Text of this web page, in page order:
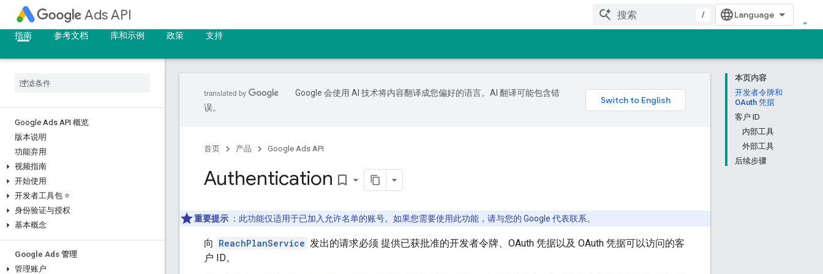
Ads API
/
指南
参考文档 库和示例 政策 支持
Google Ads API 概览
版本说明
功能弃用
视频指南
开始使用
开发者工具包 ⭐
身份验证与授权
基本概念
Google Ads 管理
管理账户
本页内容
开发者令牌和
OAuth 凭据
客户 ID
内部工具
外部工具
后续步骤
Google 会使用 AI 技术将内容翻译成您偏好的语言。AI 翻译可能包含错
误。
首页 产品 Google Ads API
Authentication bookmark_border
重要提示 ：此功能仅适用于已加入允许名单的账号。如果您需要使用此功能，请与您的 Google 代表联系。
向 ReachPlanService 发出的请求必须 提供已获批准的开发者令牌、OAuth 凭据以及 OAuth 凭据可以访问的客
户 ID。